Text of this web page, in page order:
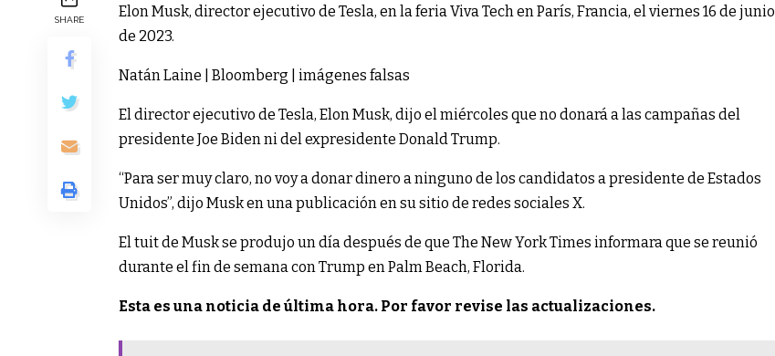
SHARE
Elon Musk, director ejecutivo de Tesla, en la feria Viva Tech en París, Francia, el viernes 16 de junio
de 2023.
Natán Laine | Bloomberg | imágenes falsas
El director ejecutivo de Tesla, Elon Musk, dijo el miércoles que no donará a las campañas del
presidente Joe Biden ni del expresidente Donald Trump.
“Para ser muy claro, no voy a donar dinero a ninguno de los candidatos a presidente de Estados
Unidos”, dijo Musk en una publicación en su sitio de redes sociales X.
El tuit de Musk se produjo un día después de que The New York Times informara que se reunió
durante el fin de semana con Trump en Palm Beach, Florida.
Esta es una noticia de última hora. Por favor revise las actualizaciones.